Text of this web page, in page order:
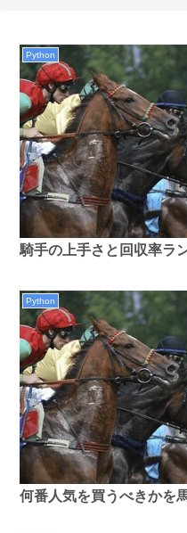
Python
騎手の上手さと回収率ラ
Python
何番人気を買うべきかを